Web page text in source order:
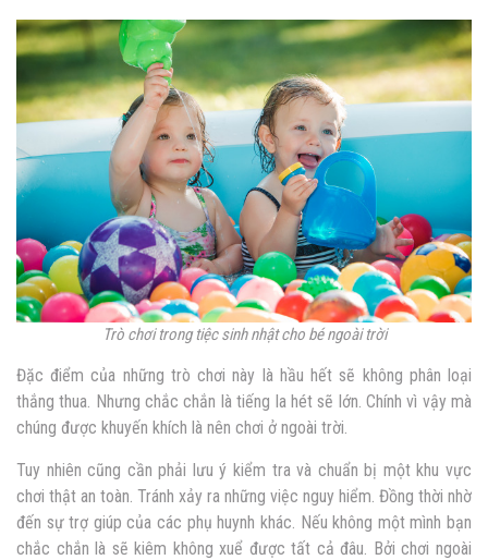
Trò chơi trong tiệc sinh nhật cho bé ngoài trời
Đặc điểm của những trò chơi này là hầu hết sẽ không phân loại
thắng thua. Nhưng chắc chắn là tiếng la hét sẽ lớn. Chính vì vậy mà
chúng được khuyến khích là nên chơi ở ngoài trời.
Tuy nhiên cũng cần phải lưu ý kiểm tra và chuẩn bị một khu vực
chơi thật an toàn. Tránh xảy ra những việc nguy hiểm. Đồng thời nhờ
đến sự trợ giúp của các phụ huynh khác. Nếu không một mình bạn
chắc chắn là sẽ kiêm không xuể được tất cả đâu. Bởi chơi ngoài